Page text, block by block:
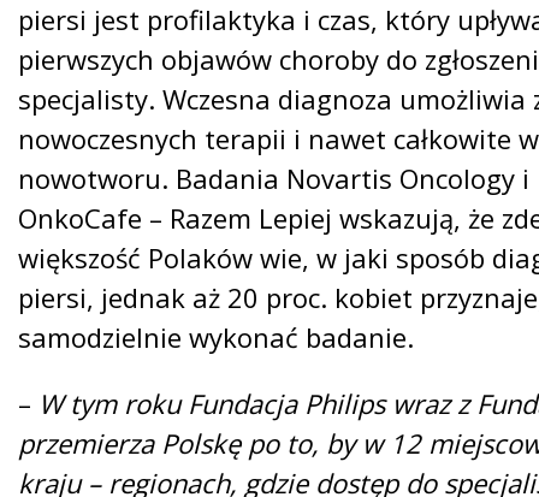
piersi jest profilaktyka i czas, który
pierwszych objawów choroby do
specjalisty. Wczesna diagnoza umożliwia
nowoczesnych terapii i nawet całkowite
nowotworu. Badania Novartis Oncology i
OnkoCafe – Razem Lepiej wskazują, że
większość Polaków wie, w jaki sposób
piersi, jednak aż 20 proc. kobiet
samodzielnie wykonać badanie.
– W tym roku Fundacja Philips wraz z
przemierza Polskę po to, by w 12
kraju – regionach, gdzie dostęp do